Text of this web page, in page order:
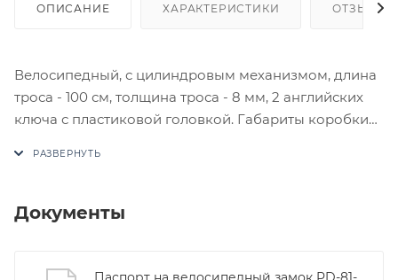
ОПИСАНИЕ ХАРАКТЕРИСТИКИ ОТЗЫВЫ
Велосипедный, с цилиндровым механизмом, длина
троса - 100 см, толщина троса - 8 мм, 2 английских
ключа с пластиковой головкой. Габариты коробки
в счете может быть предложен аналог на
Цены на сайте не являются оптовыми и
Документы